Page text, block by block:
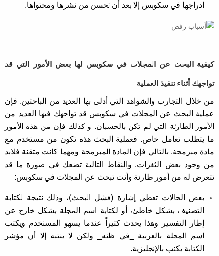
ادراجها في سكوبس إلا بعد أن تحسن من نشرها ومحتواها.
كيفية البحث عن المجلات في سكوبس لها بعض الأمور التي قد
تواجهك أثناء تنفيذ العملية
من خلال التجارب والشواهد التي أدلى بها العديد من الباحثين. فإن
عملية البحث عن المجلات في سكوبس قد تواجهك فيها العديد من
الأمور الطارئة التي لم تكن بالحسبان. و كذلك فإن من هذه الأمور
ما يتطلب تعامل خاص. فعملية البحث هذه تكون من مستخدم مع
مادة مبرمجة. بالتالي فإن المادة المبرمجة ومهما كانت متقنة فلابد
من وجود بعض الثغرات. والنقاط التالية تضعك في صورة ما قد
تتعرض له من أمور طارئة وأنت تبحث عن المجلات في سكوبس:
بعض الحالات تعطي إشارة (فشل البحث)، وذلك نتيجة لكتابة
التصنيف بشكل خاطئ، أو لكتابة اسم المجلة بشكل خارج عن
إطار التفسير وهذا يحدث كثيراً عندما يسهو المستخدم ويكتب
اسم المجلة بالعربية _في ظنه_ ولكن لا ينتبه إلا أن مؤشر
الكتابة يكتب بالإنجليزية.